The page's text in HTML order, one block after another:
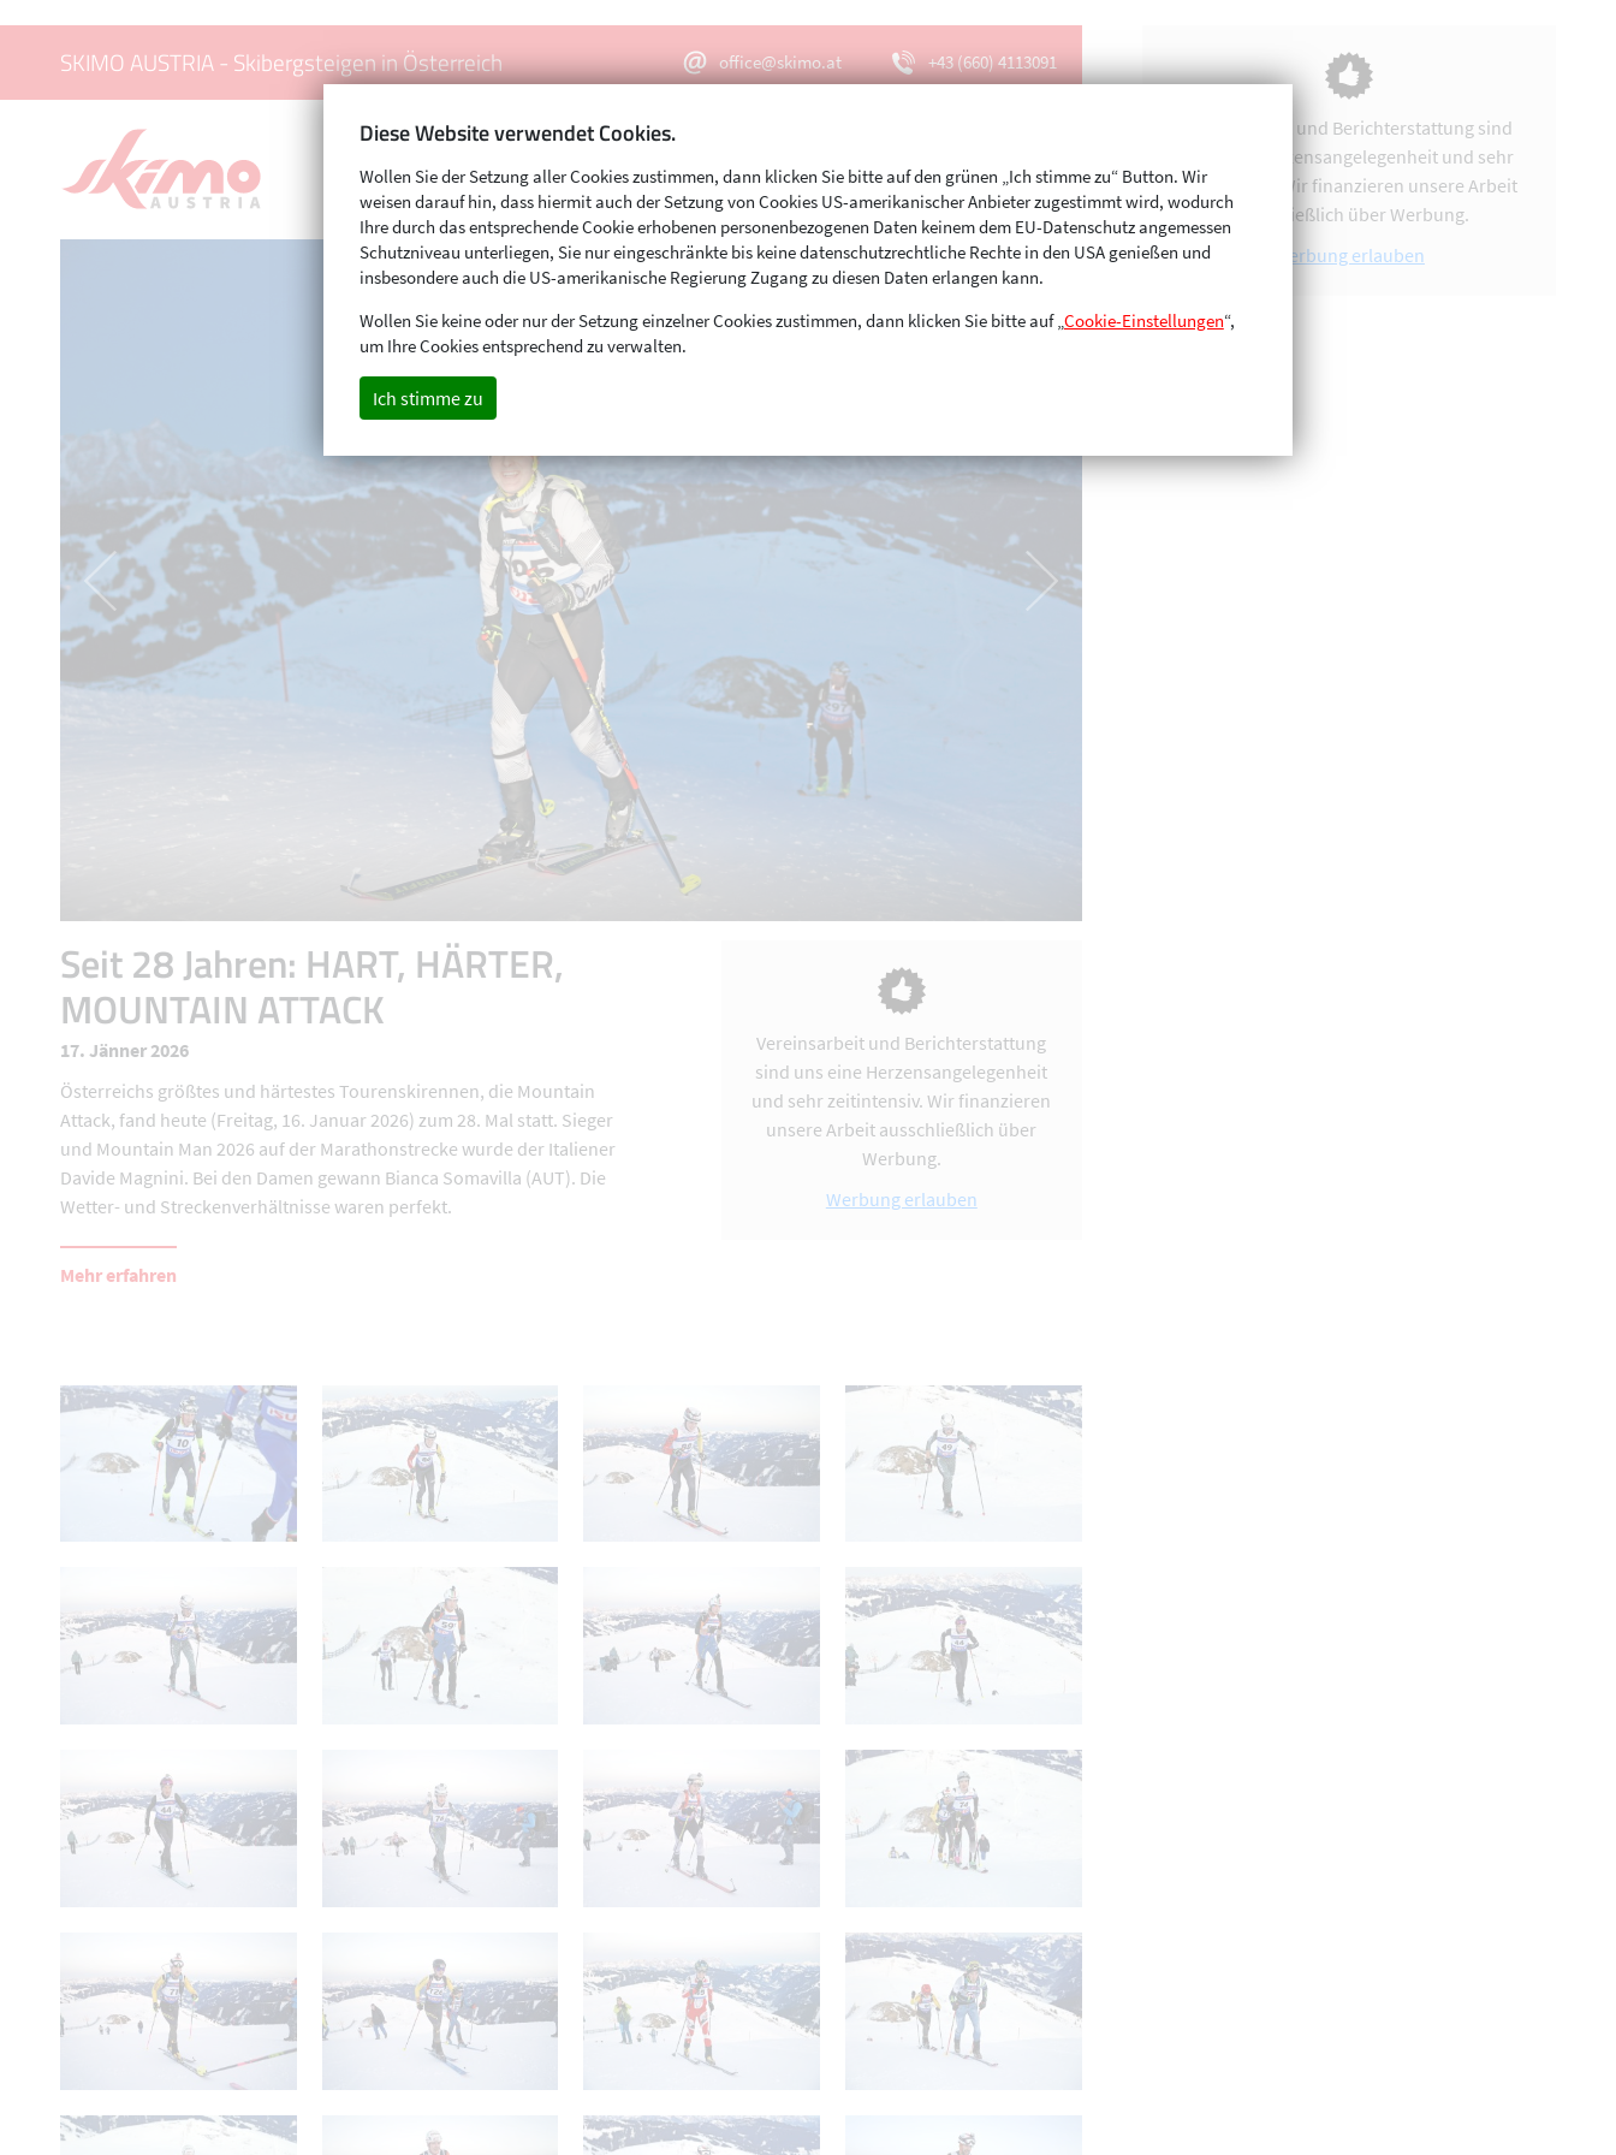
SKIMO AUSTRIA - Skibergsteigen in Österreich office@skimo.at +43 (660) 4113091
Menu
Seit 28 Jahren: HART, HÄRTER,
MOUNTAIN ATTACK
17. Jänner 2026
Österreichs größtes und härtestes Tourenskirennen, die Mountain
Attack, fand heute (Freitag, 16. Januar 2026) zum 28. Mal statt. Sieger
und Mountain Man 2026 auf der Marathonstrecke wurde der Italiener
Davide Magnini. Bei den Damen gewann Bianca Somavilla (AUT). Die
Wetter- und Streckenverhältnisse waren perfekt.
Mehr erfahren
Vereinsarbeit und Berichterstattung
sind uns eine Herzensangelegenheit
und sehr zeitintensiv. Wir finanzieren
unsere Arbeit ausschließlich über
Werbung.
Werbung erlauben
Vereinsarbeit und Berichterstattung sind
uns eine Herzensangelegenheit und sehr
zeitintensiv. Wir finanzieren unsere Arbeit
ausschließlich über Werbung.
Werbung erlauben
Diese Website verwendet Cookies.
Wollen Sie der Setzung aller Cookies zustimmen, dann klicken Sie bitte auf den grünen „Ich stimme zu“ Button. Wir
weisen darauf hin, dass hiermit auch der Setzung von Cookies US-amerikanischer Anbieter zugestimmt wird, wodurch
Ihre durch das entsprechende Cookie erhobenen personenbezogenen Daten keinem dem EU-Datenschutz angemessen
Schutzniveau unterliegen, Sie nur eingeschränkte bis keine datenschutzrechtliche Rechte in den USA genießen und
insbesondere auch die US-amerikanische Regierung Zugang zu diesen Daten erlangen kann.
Wollen Sie keine oder nur der Setzung einzelner Cookies zustimmen, dann klicken Sie bitte auf „Cookie-Einstellungen“,
um Ihre Cookies entsprechend zu verwalten.
Ich stimme zu